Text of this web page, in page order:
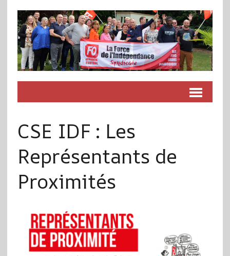
CSE IDF : Les
Représentants de
Proximités